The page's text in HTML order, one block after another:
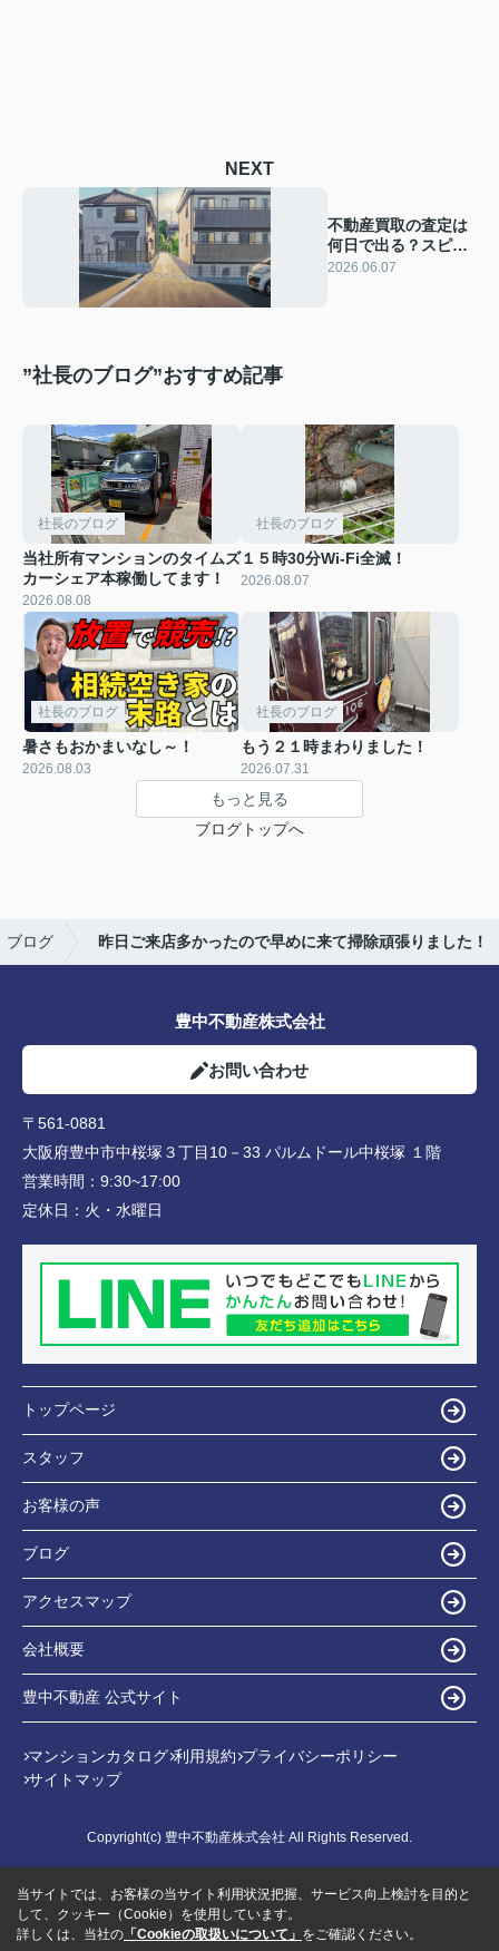
NEXT
不動産買取の査定は
何日で出る？スピー
ド買取の流れと決済
2026.06.07
”社長のブログ”おすすめ記事
社長のブログ
当社所有マンションのタイムズ
カーシェア本稼働してます！
2026.08.08
社長のブログ
１５時30分Wi-Fi全滅！
2026.08.07
社長のブログ
暑さもおかまいなし～！
2026.08.03
社長のブログ
もう２１時まわりました！
2026.07.31
もっと見る
ブログトップへ
ブログ 昨日ご来店多かったので早めに来て掃除頑張りました！
豊中不動産株式会社
お問い合わせ
〒561-0881
大阪府豊中市中桜塚３丁目10－33 パルムドール中桜塚 １階
営業時間： 9:30~17:00
定休日： 火・水曜日
トップページ
スタッフ
お客様の声
ブログ
アクセスマップ
会社概要
豊中不動産 公式サイト
マンションカタログ 利用規約 プライバシーポリシー
サイトマップ
Copyright(c) 豊中不動産株式会社 All Rights Reserved.
当サイトでは、お客様の当サイト利用状況把握、サービス向上検討を目的と
して、クッキー（Cookie）を使用しています。
詳しくは、当社の 「Cookieの取扱いについて」 をご確認ください。